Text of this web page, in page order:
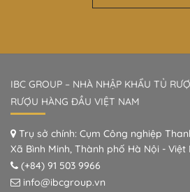
IBC GROUP – NHÀ NHẬP KHẨU TỦ
RƯỢU HÀNG ĐẦU VIỆT NAM
Trụ sở chính: Cụm Công nghiệp
Xã Bình Minh, Thành phố Hà Nội - Việt
(+84) 91 503 9966
info@ibcgroup.vn